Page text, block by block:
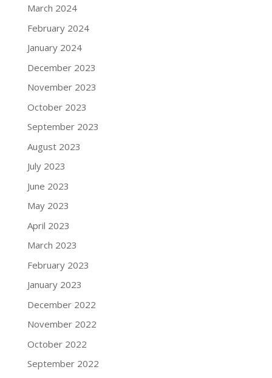
March 2024
February 2024
January 2024
December 2023
November 2023
October 2023
September 2023
August 2023
July 2023
June 2023
May 2023
April 2023
March 2023
February 2023
January 2023
December 2022
November 2022
October 2022
September 2022